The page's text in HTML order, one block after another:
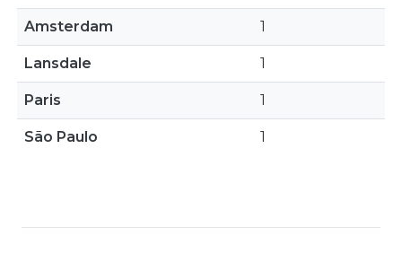
Amsterdam 1
Lansdale 1
Paris 1
São Paulo 1